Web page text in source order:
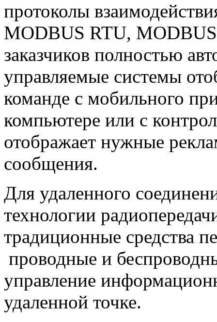
протоколы
MODBUS RTU,
заказчиков полностью
управляемые системы
команде с мобильного
компьютере или с
отображает нужные
сообщения.
Для удаленного
технологии
традиционные средства
проводные и
управление
удаленной точке.